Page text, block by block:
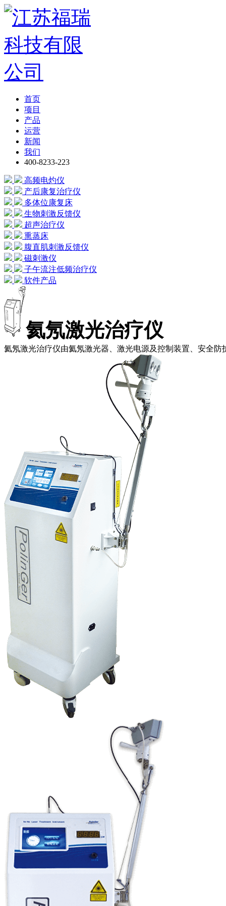
首页
项目
产品
运营
新闻
我们
400-8233-223
高频电灼仪
产后康复治疗仪
多体位康复床
生物刺激反馈仪
超声治疗仪
熏蒸床
腹直肌刺激反馈仪
磁刺激仪
子午流注低频治疗仪
软件产品
氦氖激光治疗仪
氦氖激光治疗仪由氦氖激光器、激光电源及控制装置、安全